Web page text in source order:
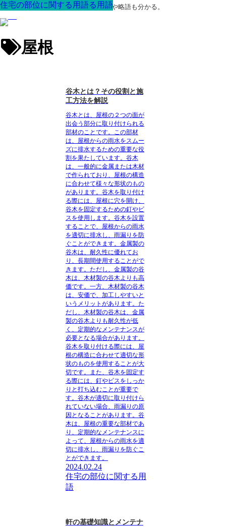
最高の家を作るための知識！専門用語や略語も分かる。
屋根
住宅の部位に関する用語
谷木とは？その役割と施
工方法を解説
谷木とは、屋根の２つの面が
出会う部分に取り付けられる
部材のことです。この部材
は、屋根からの雨水をスムー
ズに排水するための重要な役
割を果たしています。谷木
は、一般的に金属または木材
で作られており、屋根の構造
に合わせて様々な形状のもの
があります。谷木を取り付け
る際には、屋根に穴を開け、
谷木を固定するための釘やビ
スを使用します。谷木を設置
することで、屋根からの雨水
を適切に排水し、雨漏りを防
ぐことができます。金属製の
谷木は、耐久性に優れてお
り、長期間使用することがで
きます。ただし、金属製の谷
木は、木材製の谷木よりも高
価です。一方、木材製の谷木
は、安価で、加工しやすいと
いうメリットがあります。た
だし、木材製の谷木は、金属
製の谷木よりも耐久性が低
く、定期的なメンテナンスが
必要となる場合があります。
谷木を取り付ける際には、屋
根の構造に合わせて適切な形
状のものを使用することが大
切です。また、谷木を固定す
る際には、釘やビスをしっか
りと打ち込むことが重要で
す。谷木が適切に取り付けら
れていない場合、雨漏りの原
因となることがあります。谷
木は、屋根の重要な部材であ
り、定期的なメンテナンスに
よって、屋根からの雨水を適
切に排水し、雨漏りを防ぐこ
とができます。
2024.02.24
住宅の部位に関する用
語
住宅の部位に関する用語
軒の基礎知識とメンテナ
住宅の部位に関する用語
法規に関する用語
住宅の部位に関する用語
住宅の部位に関する用語
住宅の部位に関する用語
住宅の部位に関する用語
住宅の部位に関する用語
建材・資材・建具に関する用語
建材・資材・建具に関する用語
建材・資材・建具に関する用語
建材・資材・建具に関する用語
建材・資材・建具に関する用語
建材・資材・建具に関する用語
住宅の部位に関する用語
住宅の部位に関する用語
建材・資材・建具に関する用語
建材・資材・建具に関する用語
住宅の部位に関する用語
住宅の部位に関する用語
住宅の部位に関する用語
住宅の部位に関する用語
住宅の部位に関する用語